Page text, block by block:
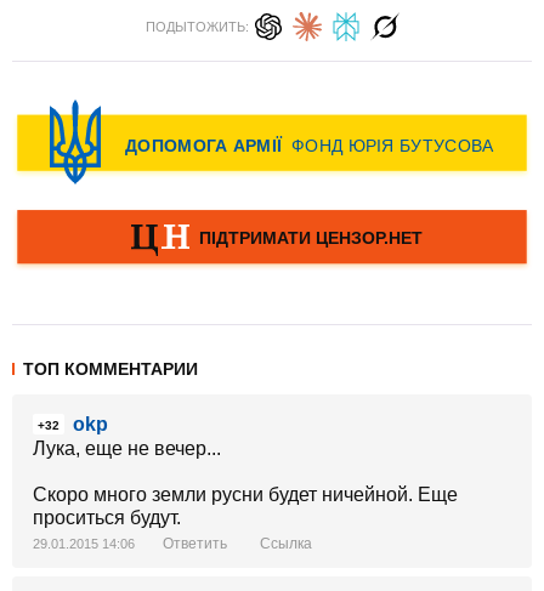
ПОДЫТОЖИТЬ:
ТОП КОММЕНТАРИИ
+32
okp
Лука, еще не вечер...
Скоро много земли русни будет ничейной. Еще
проситься будут.
29.01.2015 14:06 Ответить Ссылка